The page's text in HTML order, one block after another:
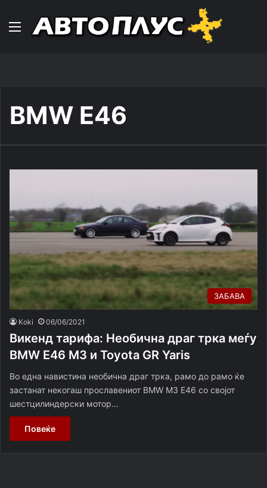
Навигација
BMW E46
ЗАБАВА
Koki 06/06/2021
Викенд тарифа: Необична драг трка меѓу
BMW E46 M3 и Toyota GR Yaris
Во една навистина необична драг трка, рамо до рамо ќе
застанат некогаш прославениот BMW M3 E46 со својот
шестцилиндерски мотор…
Повеќе